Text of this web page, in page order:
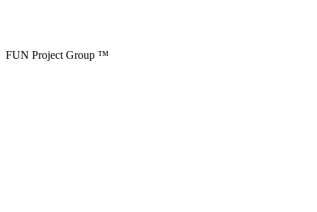
FUN Project Group ™